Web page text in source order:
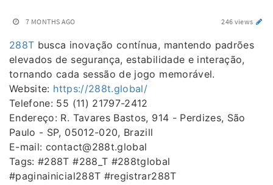
7 MONTHS AGO 246 views
288T busca inovação contínua, mantendo padrões
elevados de segurança, estabilidade e interação,
tornando cada sessão de jogo memorável.
Website: https://288t.global/
Telefone: 55 (11) 21797-2412
Endereço: R. Tavares Bastos, 914 - Perdizes, São
Paulo - SP, 05012-020, Brazill
E-mail: contact@288t.global
Tags: #288T #288_T #288tglobal
#paginainicial288T #registrar288T